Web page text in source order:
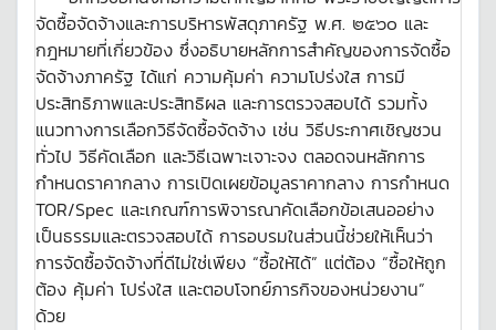
จัดซื้อจัดจ้างและการบริหารพัสดุภาครัฐ พ.ศ. ๒๕๖๐ และ
กฎหมายที่เกี่ยวข้อง ซึ่งอธิบายหลักการสำคัญของการจัดซื้อ
จัดจ้างภาครัฐ ได้แก่ ความคุ้มค่า ความโปร่งใส การมี
ประสิทธิภาพและประสิทธิผล และการตรวจสอบได้ รวมทั้ง
แนวทางการเลือกวิธีจัดซื้อจัดจ้าง เช่น วิธีประกาศเชิญชวน
ทั่วไป วิธีคัดเลือก และวิธีเฉพาะเจาะจง ตลอดจนหลักการ
กำหนดราคากลาง การเปิดเผยข้อมูลราคากลาง การกำหนด
TOR/Spec และเกณฑ์การพิจารณาคัดเลือกข้อเสนออย่าง
เป็นธรรมและตรวจสอบได้ การอบรมในส่วนนี้ช่วยให้เห็นว่า
การจัดซื้อจัดจ้างที่ดีไม่ใช่เพียง “ซื้อให้ได้” แต่ต้อง “ซื้อให้ถูก
ต้อง คุ้มค่า โปร่งใส และตอบโจทย์ภารกิจของหน่วยงาน”
ด้วย